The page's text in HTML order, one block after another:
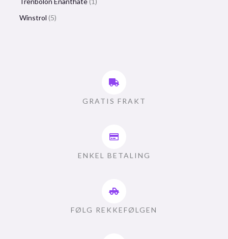
Winstrol 5
GRATIS FRAKT
ENKEL BETALING
FØLG REKKEFØLGEN